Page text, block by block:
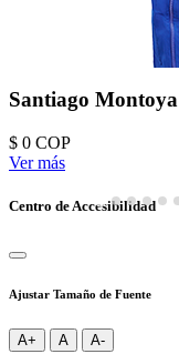
Santiago Montoya
$ 0 COP
Ver más
Centro de Accesibilidad
Ajustar Tamaño de Fuente
A+ A A-